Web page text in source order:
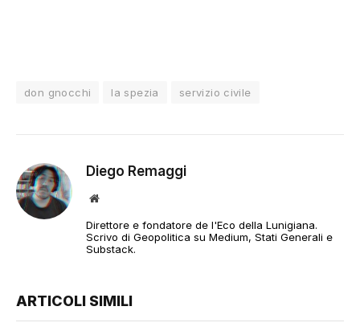
don gnocchi la spezia servizio civile
Diego Remaggi
Sito
Direttore e fondatore de l'Eco della Lunigiana.
Scrivo di Geopolitica su Medium, Stati Generali e
Substack.
ARTICOLI SIMILI